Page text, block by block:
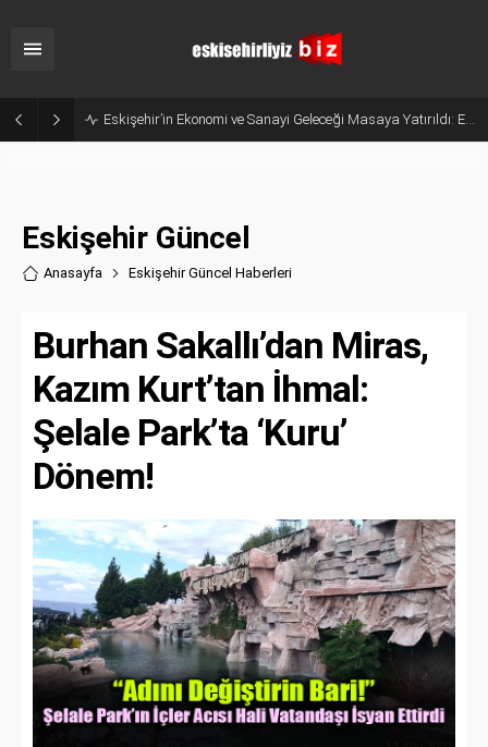
Belçika’dan Eskişehir’e Ticaret Köprüsü: Belediye Başkanı Emir Kır MÜSİAD’ı Ziyaret Etti
Eskişehir Güncel
Anasayfa Eskişehir Güncel Haberleri
Burhan Sakallı’dan Miras,
Kazım Kurt’tan İhmal:
Şelale Park’ta ‘Kuru’
Dönem!